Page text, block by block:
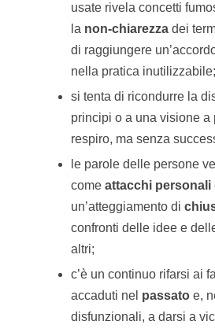
usate rivela concetti
la non-chiarezza dei
di raggiungere
nella pratica inutilizzabile;
si tenta di ricondurre la
principi o a una visione a
respiro, ma senza
le parole delle persone
come attacchi personali
un’atteggiamento di
confronti delle idee e
altri;
c’è un continuo rifarsi ai
accaduti nel passato e,
disfunzionali, a darsi a